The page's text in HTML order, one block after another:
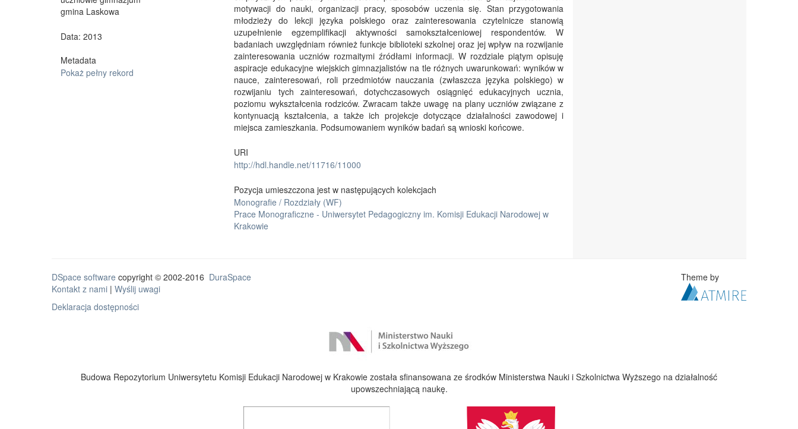
gmina Laskowa
Data: 2013
Metadata
Pokaż pełny rekord
motywacji do nauki, organizacji pracy, sposobów uczenia się. Stan przygotowania
młodzieży do lekcji języka polskiego oraz zainteresowania czytelnicze stanowią
uzupełnienie egzemplifikacji aktywności samokształceniowej respondentów. W
badaniach uwzględniam również funkcje biblioteki szkolnej oraz jej wpływ na rozwijanie
zainteresowania uczniów rozmaitymi źródłami informacji. W rozdziale piątym opisuję
aspiracje edukacyjne wiejskich gimnazjalistów na tle różnych uwarunkowań: wyników w
nauce, zainteresowań, roli przedmiotów nauczania (zwłaszcza języka polskiego) w
rozwijaniu tych zainteresowań, dotychczasowych osiągnięć edukacyjnych ucznia,
poziomu wykształcenia rodziców. Zwracam także uwagę na plany uczniów związane z
kontynuacją kształcenia, a także ich projekcje dotyczące działalności zawodowej i
miejsca zamieszkania. Podsumowaniem wyników badań są wnioski końcowe.
URI
http://hdl.handle.net/11716/11000
Pozycja umieszczona jest w następujących kolekcjach
Monografie / Rozdziały (WF)
Prace Monograficzne - Uniwersytet Pedagogiczny im. Komisji Edukacji Narodowej w
Krakowie
DSpace software copyright © 2002-2016 DuraSpace
Kontakt z nami | Wyślij uwagi
Deklaracja dostępności
Theme by
Budowa Repozytorium Uniwersytetu Komisji Edukacji Narodowej w Krakowie została sfinansowana ze środków Ministerstwa Nauki i Szkolnictwa Wyższego na działalność
upowszechniającą naukę.